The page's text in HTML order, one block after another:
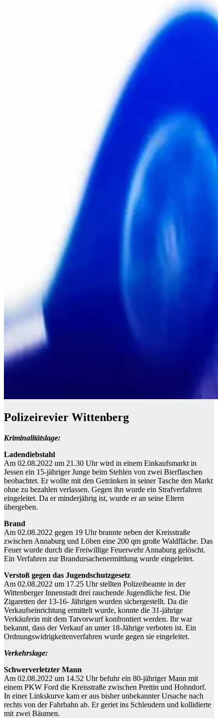
Polizeirevier Wittenberg
Kriminalitätslage:
Ladendiebstahl
Am 02.08.2022 um 21.30 Uhr wird in einem Einkaufsmarkt in
Jessen ein 15-jähriger Junge beim Stehlen von zwei Bierflaschen
beobachtet. Er wollte mit den Getränken in seiner Tasche den Markt
ohne zu bezahlen verlassen. Gegen ihn wurde ein Strafverfahren
eingeleitet. Da er minderjährig ist, wurde er an seine Eltern
übergeben.
Brand
Am 02.08.2022 gegen 19 Uhr brannte neben der Kreisstraße
zwischen Annaburg und Löben eine 200 qm große Waldfläche. Das
Feuer wurde durch die Freiwillige Feuerwehr Annaburg gelöscht.
Ein Verfahren zur Brandursachenermittlung wurde eingeleitet.
Verstoß gegen das Jugendschutzgesetz
Am 02.08.2022 um 17.25 Uhr stellten Polizeibeamte in der
Wittenberger Innenstadt drei rauchende Jugendliche fest. Die
Zigaretten der 13-16- Jährigen wurden sichergestellt. Da die
Verkaufseinrichtung ermittelt wurde, konnte die 31-jährige
Verkäuferin mit dem Tatvorwurf konfrontiert werden. Ihr war
bekannt, dass der Verkauf an unter 18-Jährige verboten ist. Ein
Ordnungswidrigkeitenverfahren wurde gegen sie eingeleitet.
Verkehrslage:
Schwerverletzter Mann
Am 02.08.2022 um 14.52 Uhr befuhr ein 80-jähriger Mann mit
einem PKW Ford die Kreisstraße zwischen Prettin und Hohndorf.
In einer Linkskurve kam er aus bisher unbekannter Ursache nach
rechts von der Fahrbahn ab. Er geriet ins Schleudern und kollidierte
mit zwei Bäumen.